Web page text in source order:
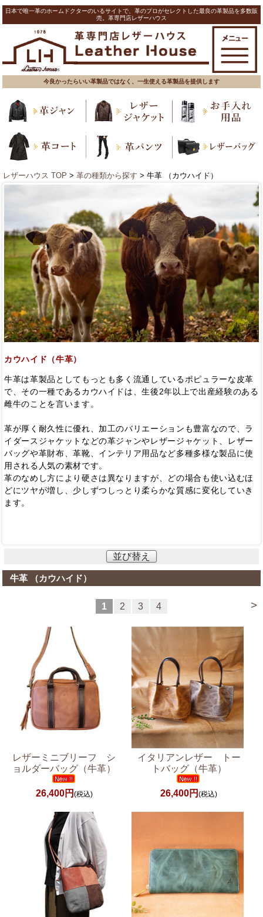
日本で唯一革のホームドクターのいるサイトで、革のプロがセレクトした最良の革製品を多数販
売。革専門店レザーハウス
今良かったらいい革製品ではなく、一生使える革製品を提供します
レザーハウス TOP > 革の種類から探す > 牛革 （カウハイド）
カウハイド（牛革）
牛革は革製品としてもっとも多く流通しているポピュラーな皮革
で、その一種であるカウハイドは、生後2年以上で出産経験のある
雌牛のことを言います。
革が厚く耐久性に優れ、加工のバリエーションも豊富なので、ラ
イダースジャケットなどの革ジャンやレザージャケット、レザー
バッグや革財布、革靴、インテリア用品など多種多様な製品に使
用される人気の素材です。
革のなめし方により硬さは異なりますが、どの場合も使い込むほ
どにツヤが増し、少しずつしっとり柔らかな質感に変化していき
ます。
並び替え
牛革 （カウハイド）
>
1 2 3 4
レザーミニブリーフ シ
ョルダーバッグ（牛革）
26,400円 (税込)
イタリアンレザー トー
トバッグ（牛革）
26,400円(税込)